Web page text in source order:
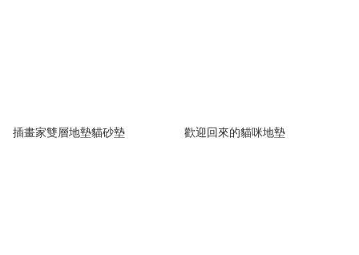
插畫家雙層地墊貓砂墊 歡迎回來的貓咪地墊